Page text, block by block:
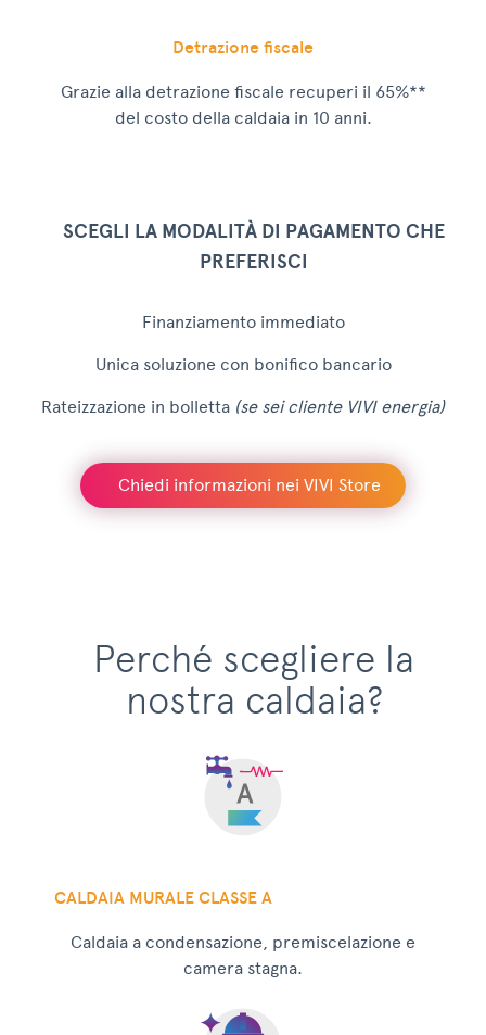
Detrazione fiscale
Grazie alla detrazione fiscale recuperi il 65%**
del costo della caldaia in 10 anni.
SCEGLI LA MODALITÀ DI PAGAMENTO CHE
PREFERISCI
Finanziamento immediato
Unica soluzione con bonifico bancario
Rateizzazione in bolletta (se sei cliente VIVI energia)
Chiedi informazioni nei VIVI Store
Perché scegliere la
nostra caldaia?
CALDAIA MURALE CLASSE A
Caldaia a condensazione, premiscelazione e
camera stagna.